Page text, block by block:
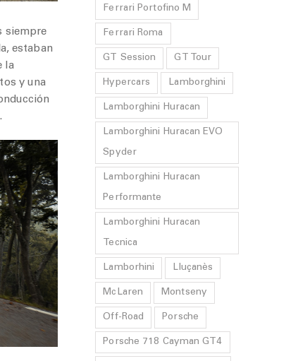
siempre
estaban
la
y una
Ferrari Portofino M
Ferrari Roma
GT Session GT Tour
Hypercars Lamborghini
Lamborghini Huracan
Lamborghini Huracan EVO
Spyder
Lamborghini Huracan
Performante
Lamborghini Huracan
Tecnica
Lamborhini Lluçanès
McLaren Montseny
Off-Road Porsche
Porsche 718 Cayman GT4